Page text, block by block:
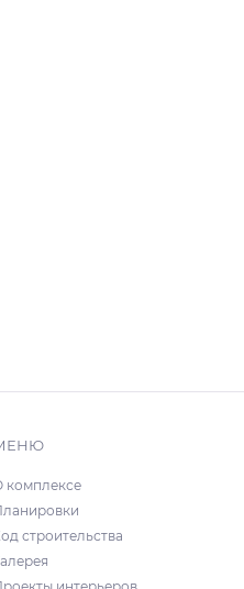
комплексе
строительства